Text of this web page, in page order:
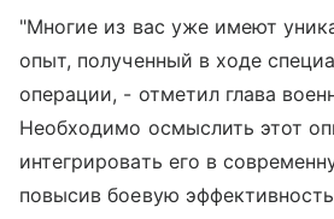
"Многие из вас уже имеют
опыт, полученный в ходе
операции, - отметил глава
Необходимо осмыслить этот
интегрировать его в
повысив боевую